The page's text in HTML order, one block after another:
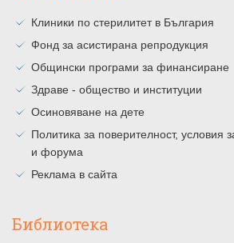
Клиники по стерилитет в България
Фонд за асистирана репродукция
Общински програми за финансиране
Здраве - общество и институции
Осиновяване на дете
Политика за поверителност, условия
и форума
Реклама в сайта
Библиотека